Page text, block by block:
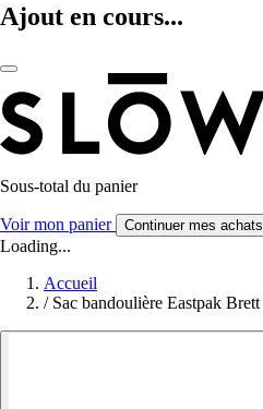
Ajout en cours...
Sous-total du panier
Voir mon panier Continuer mes achats
Loading...
Accueil
/ Sac bandoulière Eastpak Brett